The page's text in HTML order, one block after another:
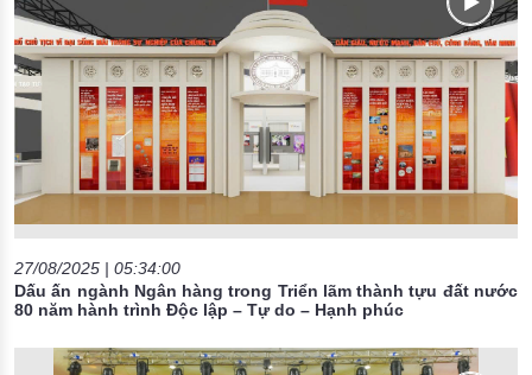
27/08/2025 | 05:34:00
Dấu ấn ngành Ngân hàng trong Triển lãm thành tựu đất nước
80 năm hành trình Độc lập – Tự do – Hạnh phúc